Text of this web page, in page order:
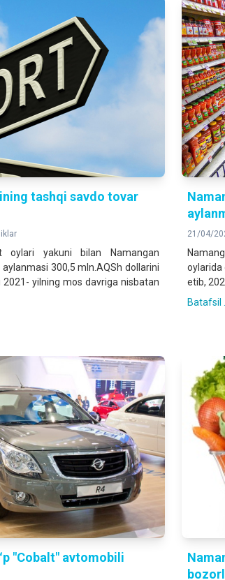
tashqi savdo tovar
oylari yakuni bilan Namangan
300,5 mln.AQSh dollarini
2021- yilning mos davriga nisbatan
21/04/
oylarida
etib,
Batafsil
"Cobalt" avtomobili